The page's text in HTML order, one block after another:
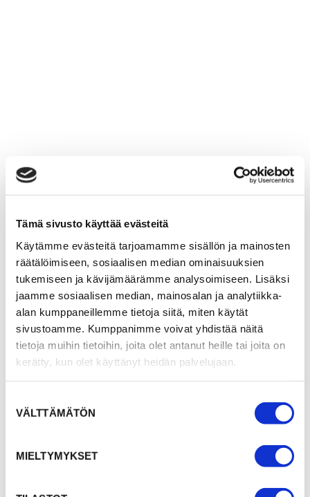
Tämä sivusto käyttää evästeitä
Käytämme evästeitä tarjoamamme sisällön ja mainosten
räätälöimiseen, sosiaalisen median ominaisuuksien
tukemiseen ja kävijämäärämme analysoimiseen. Lisäksi
jaamme sosiaalisen median, mainosalan ja analytiikka-
alan kumppaneillemme tietoja siitä, miten käytät
sivustoamme. Kumppanimme voivat yhdistää näitä
tietoja muihin tietoihin, joita olet antanut heille tai joita on
kerätty, kun olet käyttänyt heidän palvelujaan.
valinta
VÄLTTÄMÄTÖN
MIELTYMYKSET